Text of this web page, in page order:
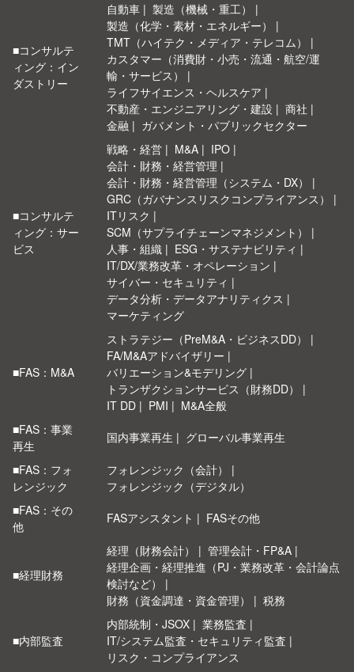
■コンサルテ
ィング：イン
ダストリー
自動車
製造（機械・重工）
製造（化学・素材・エネルギー）
TMT（ハイテク・メディア・テレコム）
カスタマー（消費財・小売・流通・航空/運
輸・サービス）
ライフサイエンス・ヘルスケア
不動産・エンジニアリング・建設
商社
金融
ガバメント・パブリックセクター
■コンサルテ
ィング：サー
ビス
戦略・経営 M&A
IPO
会計・財務・経営管理
会計・財務・経営管理（システム・DX）
GRC（ガバナンスリスクコンプライアンス）
ITリスク
SCM（サプライチェーンマネジメント）
人事・組織
ESG・サステナビリティ
IT/DX/業務改革・オペレーション
サイバー・セキュリティ
データ分析・データアナリティクス
マーケティング
■FAS：M&A
ストラテジー（PreM&A・ビジネスDD）
FA/M&Aアドバイザリー
バリエーション&モデリング
トランザクションサービス（財務DD）
IT DD
PMI
M&A全般
■FAS：事業
再生
国内事業再生 グローバル事業再生
■FAS：フォ
レンジック
フォレンジック（会計）
フォレンジック（デジタル）
■FAS：その
他
FASアシスタント FASその他
■経理財務
経理（財務会計）
管理会計・FP&A
経理企画・経理推進（PJ・業務改革・会計論点
検討など）
財務（資金調達・資金管理）
税務
■内部監査
内部統制・JSOX
業務監査
IT/システム監査・セキュリティ監査
リスク・コンプライアンス